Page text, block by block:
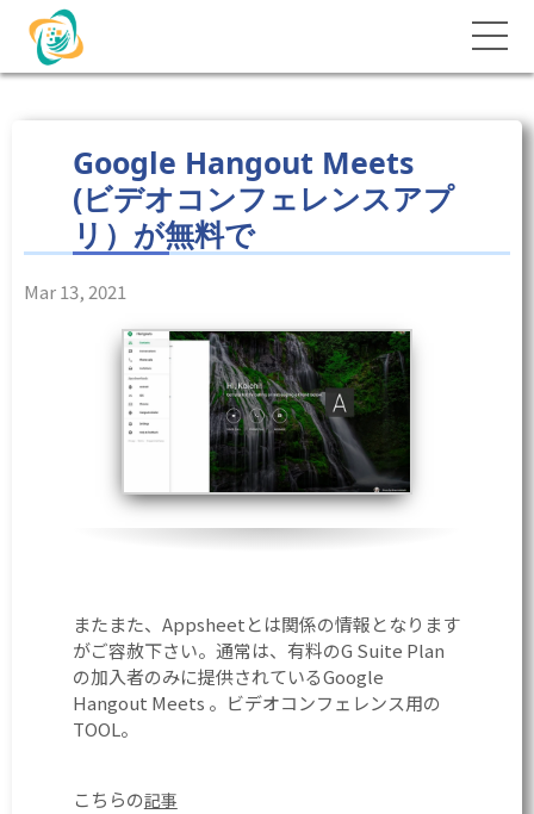
Google Hangout Meets
(ビデオコンフェレンスアプ
リ）が無料で
Mar 13, 2021
またまた、Appsheetとは関係の情報となります
がご容赦下さい。通常は、有料のG Suite Plan
の加入者のみに提供されているGoogle
Hangout Meets 。ビデオコンフェレンス用の
TOOL。
こちらの記事